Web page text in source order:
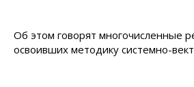
Об этом говорят многочисленные
освоивших методику системно-